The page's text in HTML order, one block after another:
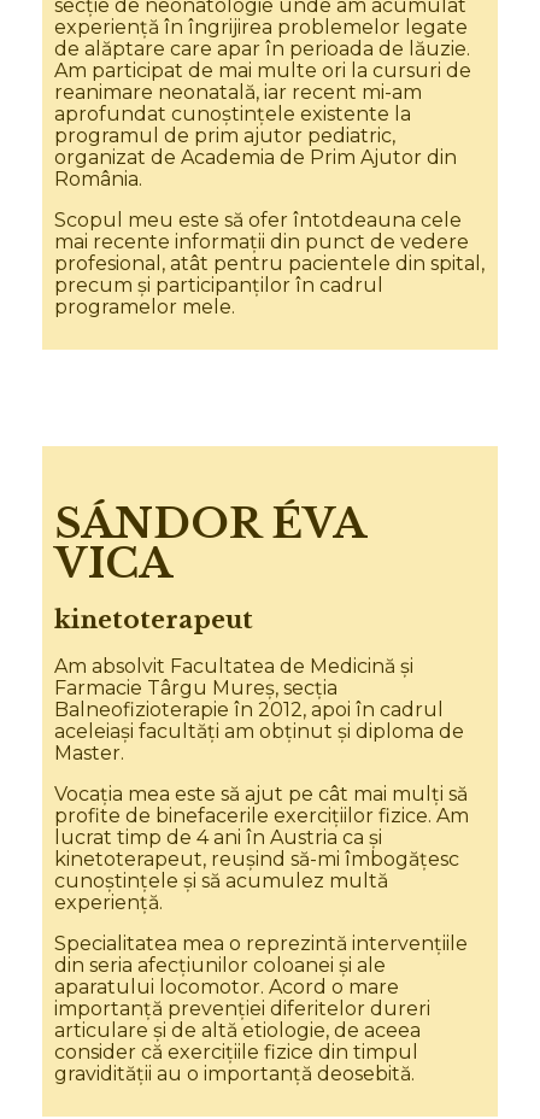
secție de neonatologie unde am acumulat
experiență în îngrijirea problemelor legate
de alăptare care apar în perioada de lăuzie.
Am participat de mai multe ori la cursuri de
reanimare neonatală, iar recent mi-am
aprofundat cunoștințele existente la
programul de prim ajutor pediatric,
organizat de Academia de Prim Ajutor din
România.
Scopul meu este să ofer întotdeauna cele
mai recente informații din punct de vedere
profesional, atât pentru pacientele din spital,
precum și participanților în cadrul
programelor mele.
SÁNDOR ÉVA
VICA
kinetoterapeut
Am absolvit Facultatea de Medicină și
Farmacie Târgu Mureș, secția
Balneofizioterapie în 2012, apoi în cadrul
aceleiași facultăți am obținut și diploma de
Master.
Vocația mea este să ajut pe cât mai mulți să
profite de binefacerile exercițiilor fizice. Am
lucrat timp de 4 ani în Austria ca și
kinetoterapeut, reușind să-mi îmbogățesc
cunoștințele și să acumulez multă
experiență.
Specialitatea mea o reprezintă intervențiile
din seria afecțiunilor coloanei și ale
aparatului locomotor. Acord o mare
importanță prevenției diferitelor dureri
articulare și de altă etiologie, de aceea
consider că exercițiile fizice din timpul
gravidității au o importanță deosebită.